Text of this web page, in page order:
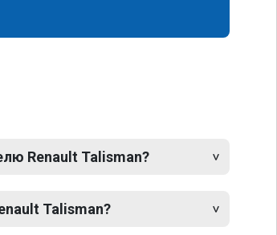
Renault Talisman?
Talisman?